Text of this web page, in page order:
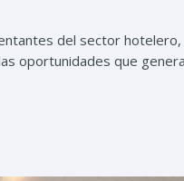
del sector
oportunidades que